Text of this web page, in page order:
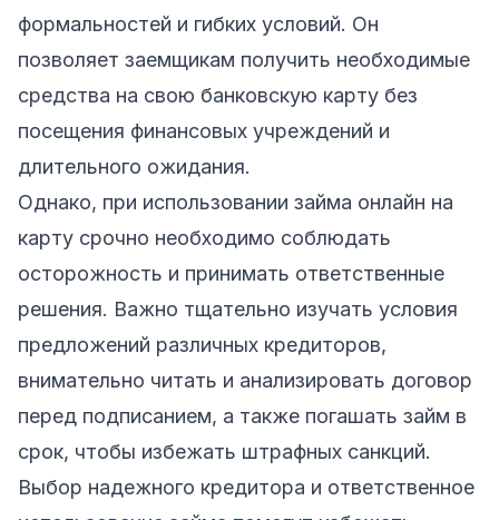
формальностей и гибких условий. Он
позволяет заемщикам получить необходимые
средства на свою банковскую карту без
посещения финансовых учреждений и
длительного ожидания.
Однако, при использовании займа онлайн на
карту срочно необходимо соблюдать
осторожность и принимать ответственные
решения. Важно тщательно изучать условия
предложений различных кредиторов,
внимательно читать и анализировать договор
перед подписанием, а также погашать займ в
срок, чтобы избежать штрафных санкций.
Выбор надежного кредитора и ответственное